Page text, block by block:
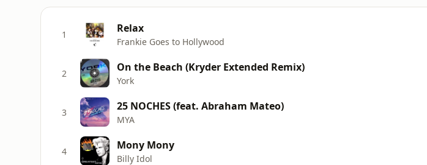
1 Relax
Frankie Goes to Hollywood
2 On the Beach (Kryder Extended Remix)
York
3 25 NOCHES (feat. Abraham Mateo)
MYA
4 Mony Mony
Billy Idol